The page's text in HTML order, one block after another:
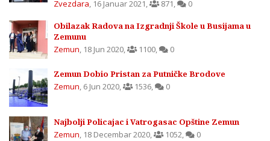
Zvezdara, 16 Januar 2021, 871, 0
Obilazak Radova na Izgradnji Škole u Busijama u
Zemunu
Zemun, 18 Jun 2020, 1100, 0
Zemun Dobio Pristan za Putničke Brodove
Zemun, 6 Jun 2020, 1536, 0
Najbolji Policajac i Vatrogasac Opštine Zemun
Zemun, 18 Decembar 2020, 1052, 0